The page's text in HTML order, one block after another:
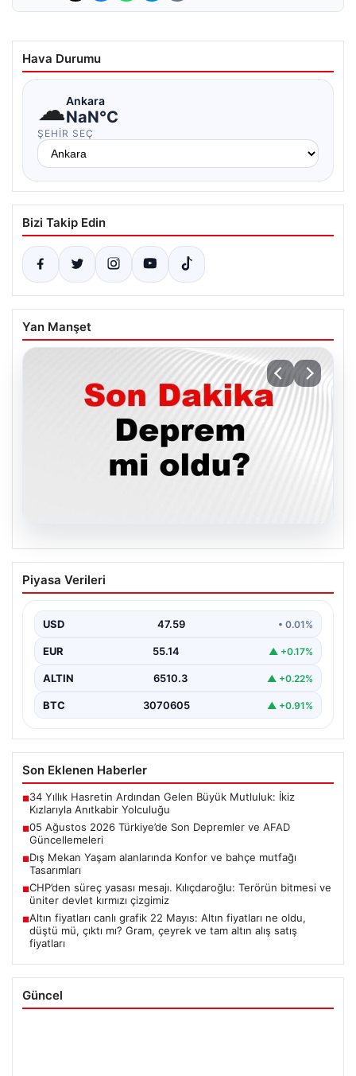
Hava Durumu
☁Ankara
NaN°C
ŞEHIR SEÇ
Bizi Takip Edin
Yan Manşet
05.08.2026
05 Ağustos 2026 Türkiye’de Son
Depremler ve AFAD Güncellemeleri
05 Ağustos 2026 tarihinde gerçekleşen depremlerle
ilgili son…
Piyasa Verileri
USD 47.59 • 0.01%
EUR 55.14 ▲ +0.17%
ALTIN 6510.3 ▲ +0.22%
BTC 3070605 ▲ +0.91%
Son Eklenen Haberler
■34 Yıllık Hasretin Ardından Gelen Büyük Mutluluk: İkiz
Kızlarıyla Anıtkabir Yolculuğu
■05 Ağustos 2026 Türkiye’de Son Depremler ve AFAD
Güncellemeleri
■Dış Mekan Yaşam alanlarında Konfor ve bahçe mutfağı
Tasarımları
■CHP’den süreç yasası mesajı. Kılıçdaroğlu: Terörün bitmesi ve
üniter devlet kırmızı çizgimiz
■Altın fiyatları canlı grafik 22 Mayıs: Altın fiyatları ne oldu,
düştü mü, çıktı mı? Gram, çeyrek ve tam altın alış satış
fiyatları
Güncel